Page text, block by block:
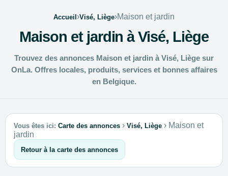
Accueil›Visé, Liège›Maison et jardin
Maison et jardin à Visé, Liège
Trouvez des annonces Maison et jardin à Visé, Liège sur
OnLa. Offres locales, produits, services et bonnes affaires
en Belgique.
Vous êtes ici: Carte des annonces › Visé, Liège › Maison et
jardin
Retour à la carte des annonces